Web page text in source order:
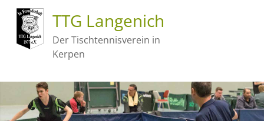
TTG Langenich
Der Tischtennisverein in
Kerpen